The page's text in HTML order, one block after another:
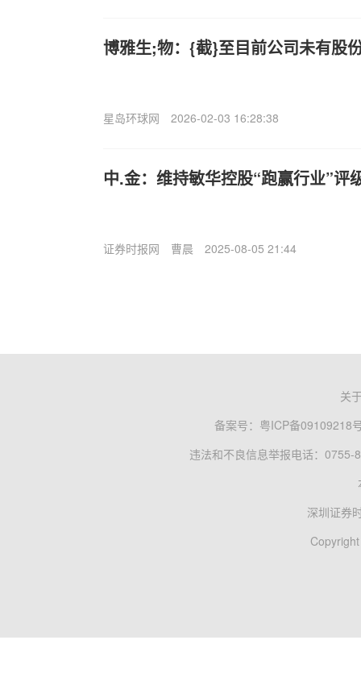
博雅生;物：{截}至目前公司未有股
星岛环球网 2026-02-03 16:28:38
中.金：维持敏华控股“跑赢行业”评
证券时报网 曹晨 2025-08-05 21:44
关
备案号： 粤ICP备09109218
违法和不良信息举报电话：0755-
深圳证券